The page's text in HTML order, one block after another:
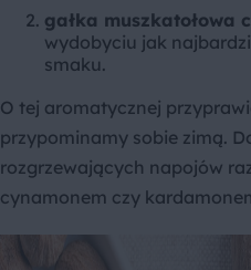
gałka muszkatołowa
wydobyciu jak
smaku.
O tej aromatycznej
przypominamy sobie zimą.
rozgrzewających napojów
cynamonem czy